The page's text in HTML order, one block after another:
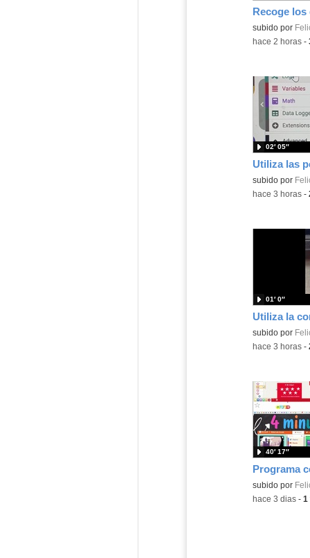
Contenido
subido por
-hace 2 horas-
Contenido
subido por
02′ 05″
-hace 3 horas-
Contenido
subido por
01′ 0″
-hace 3 horas-
Contenido
subido por
40′ 17″
-hace 3 dias- 1